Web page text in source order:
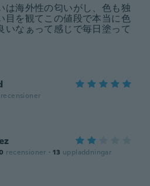
は海外性の匂いがし、色も独
目を観てこの値段で本当に色
いなぁって感じで毎日塗って
recensioner
recensioner · 13 uppladdningar